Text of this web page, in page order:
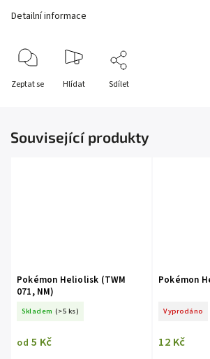
Detailní informace
Zeptat se Hlídat Sdílet
Související produkty
Pokémon Heliolisk (TWM
071, NM)
Skladem (>5 ks)
od 5 Kč
Pokémon
Vyprodáno
12 Kč